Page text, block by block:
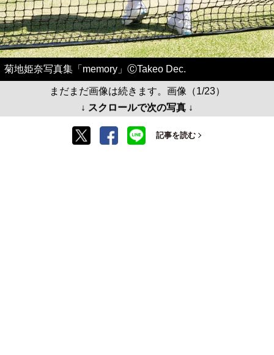
菊地姫奈写真集「memory」ⒸTakeo Dec.
まだまだ画像は続きます。画像（1/23）
↓ スクロールで次の写真 ↓
記事を読む